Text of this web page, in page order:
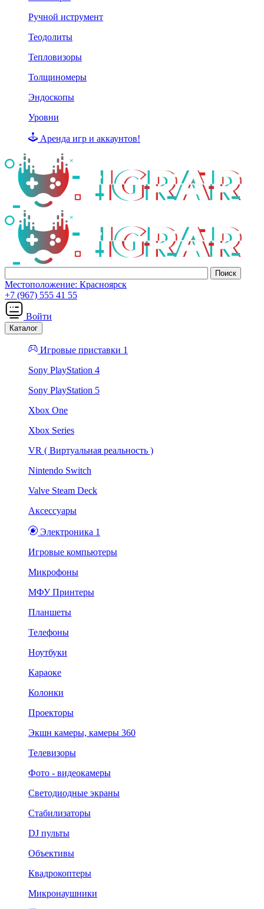
Ручной иструмент
Теодолиты
Тепловизоры
Толщиномеры
Эндоскопы
Уровни
Аренда игр и аккаунтов!
Местоположение: Красноярск
+7 (967) 555 41 55
Войти
Каталог
Игровые приставки 1
Sony PlayStation 4
Sony PlayStation 5
Xbox One
Xbox Series
VR ( Виртуальная реальность )
Nintendo Switch
Valve Steam Deck
Аксессуары
Электроника 1
Игровые компьютеры
Микрофоны
МФУ Принтеры
Планшеты
Телефоны
Ноутбуки
Караоке
Колонки
Проекторы
Экшн камеры, камеры 360
Телевизоры
Фото - видеокамеры
Светодиодные экраны
Стабилизаторы
DJ пульты
Объективы
Квадрокоптеры
Микронаушники